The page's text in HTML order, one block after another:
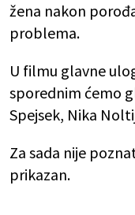
žena nakon
problema.
U filmu glavne
sporednim ćemo
Spejsek, Nika
Za sada nije
prikazan.